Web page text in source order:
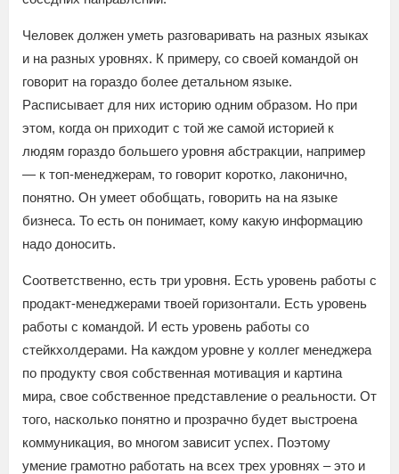
Человек должен уметь разговаривать на разных языках
и на разных уровнях. К примеру, со своей командой он
говорит на гораздо более детальном языке.
Расписывает для них историю одним образом. Но при
этом, когда он приходит с той же самой историей к
людям гораздо большего уровня абстракции, например
— к топ-менеджерам, то говорит коротко, лаконично,
понятно. Он умеет обобщать, говорить на на языке
бизнеса. То есть он понимает, кому какую информацию
надо доносить.
Соответственно, есть три уровня. Есть уровень работы с
продакт-менеджерами твоей горизонтали. Есть уровень
работы с командой. И есть уровень работы со
стейкхолдерами. На каждом уровне у коллег менеджера
по продукту своя собственная мотивация и картина
мира, свое собственное представление о реальности. От
того, насколько понятно и прозрачно будет выстроена
коммуникация, во многом зависит успех. Поэтому
умение грамотно работать на всех трех уровнях – это и